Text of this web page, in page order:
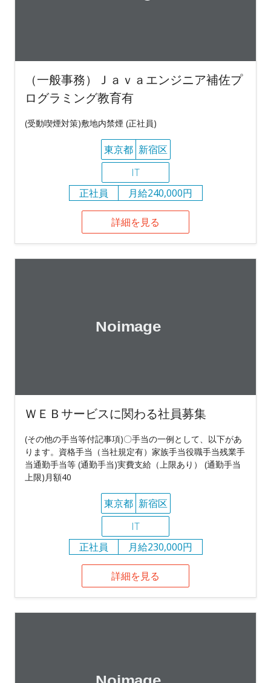
（一般事務）Ｊａｖａエンジニア補佐プ
ログラミング教育有
(受動喫煙対策)敷地内禁煙 (正社員)
東京都 新宿区
IT
正社員
月給240,000円
詳細を見る
ＷＥＢサービスに関わる社員募集
(その他の手当等付記事項)〇手当の一例として、以下があ
ります。資格手当（当社規定有）家族手当役職手当残業手
当通勤手当等 (通勤手当)実費支給（上限あり） (通勤手当
上限)月額40
東京都 新宿区
IT
正社員
月給230,000円
詳細を見る